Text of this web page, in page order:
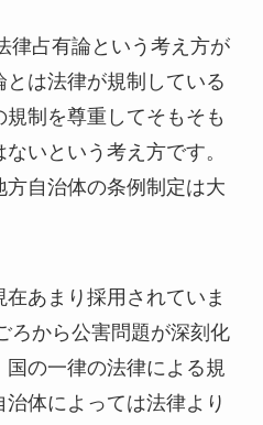
律占有論という考え方が
は法律が規制している
制を尊重してそもそも
いという考え方です。
自治体の条例制定は大
あまり採用されていま
ろから公害問題が深刻化
の一律の法律による規
体によっては法律より